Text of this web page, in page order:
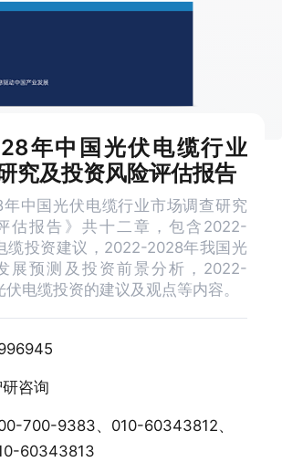
年中国光伏电缆行业
究及投资风险评估报告
年中国光伏电缆行业市场调查研究
估报告》共十二章，包含2022-
缆投资建议，2022-2028年我国光
展预测及投资前景分析，2022-
电缆投资的建议及观点等内容。
研咨询
700-9383、010-60343812、
60343813